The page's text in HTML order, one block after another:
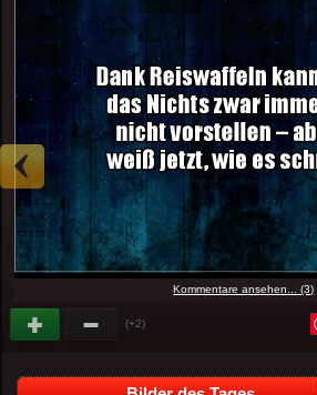
Kommentare ansehen... (3)
(+2)